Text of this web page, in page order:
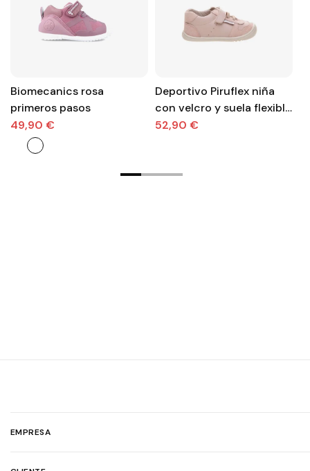
Biomecanics rosa
primeros pasos
49,90 €
Deportivo Piruflex niña
con velcro y suela flexible
| Comodidad que la
52,90 €
EMPRESA